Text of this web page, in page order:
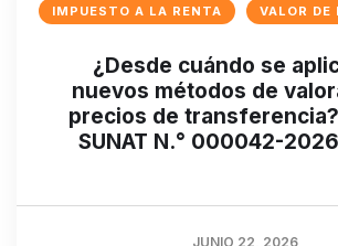
IMPUESTO A LA RENTA VALOR DE
¿Desde cuándo se
nuevos métodos de
precios de
SUNAT N.° 000042-
JUNIO 22, 2026